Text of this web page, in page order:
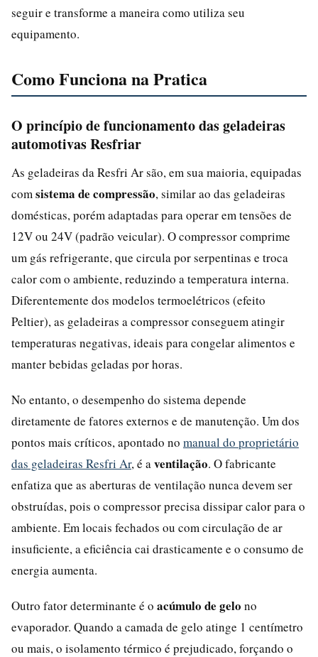
seguir e transforme a maneira como utiliza seu
equipamento.
Como Funciona na Pratica
O princípio de funcionamento das geladeiras
automotivas Resfriar
As geladeiras da Resfri Ar são, em sua maioria, equipadas
com sistema de compressão, similar ao das geladeiras
domésticas, porém adaptadas para operar em tensões de
12V ou 24V (padrão veicular). O compressor comprime
um gás refrigerante, que circula por serpentinas e troca
calor com o ambiente, reduzindo a temperatura interna.
Diferentemente dos modelos termoelétricos (efeito
Peltier), as geladeiras a compressor conseguem atingir
temperaturas negativas, ideais para congelar alimentos e
manter bebidas geladas por horas.
No entanto, o desempenho do sistema depende
diretamente de fatores externos e de manutenção. Um dos
pontos mais críticos, apontado no manual do proprietário
das geladeiras Resfri Ar, é a ventilação. O fabricante
enfatiza que as aberturas de ventilação nunca devem ser
obstruídas, pois o compressor precisa dissipar calor para o
ambiente. Em locais fechados ou com circulação de ar
insuficiente, a eficiência cai drasticamente e o consumo de
energia aumenta.
Outro fator determinante é o acúmulo de gelo no
evaporador. Quando a camada de gelo atinge 1 centímetro
ou mais, o isolamento térmico é prejudicado, forçando o